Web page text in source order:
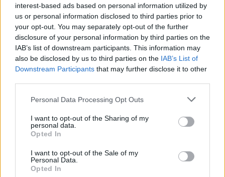
interest-based ads based on personal information utilized by
us or personal information disclosed to third parties prior to
your opt-out. You may separately opt-out of the further
disclosure of your personal information by third parties on the
IAB’s list of downstream participants. This information may
also be disclosed by us to third parties on the IAB’s List of
Downstream Participants that may further disclose it to other
Please note that this website/app uses one or more Google
not limited to your visit or usage behaviour. You may click to
grant or deny consent to Google and its third-party tags to
use your data for below specified purposes in below Google
consent section.
Personal Data Processing Opt Outs
I want to opt-out of the Sharing of my
personal data.
Opted In
I want to opt-out of the Sale of my
Personal Data.
Opted In
Parc Fermé
10 órája